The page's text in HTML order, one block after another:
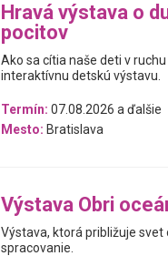
Hravá výstava o
pocitov
Ako sa cítia naše deti v
interaktívnu detskú výstavu.
Termín: 07.08.2026 a ďalšie
Mesto: Bratislava
Výstava Obri
Výstava, ktorá približuje
spracovanie.